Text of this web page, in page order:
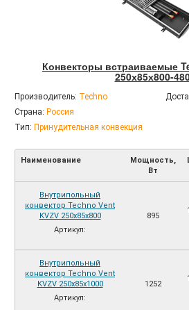
Конвекторы встраиваемые
250х85х800-
Производитель: Techno
Страна: Россия
Тип: Принудительная конвекция
Наименование
Мощность,
Вт
Внутрипольный
конвектор Techno Vent
KVZV 250х85х800
Артикул:
895
Внутрипольный
конвектор Techno Vent
KVZV 250х85х1000
Артикул:
1252